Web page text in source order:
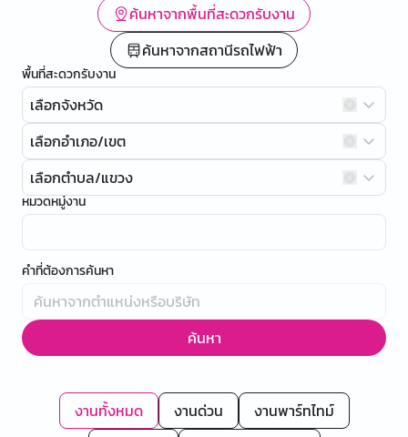
ค้นหาจากพื้นที่สะดวกรับงาน
ค้นหาจากสถานีรถไฟฟ้า
พื้นที่สะดวกรับงาน
เลือกจังหวัด
เลือกอำเภอ/เขต
เลือกตำบล/แขวง
หมวดหมู่งาน
คำที่ต้องการค้นหา
ค้นหา
งานทั้งหมด งานด่วน
งานพาร์ทไทม์